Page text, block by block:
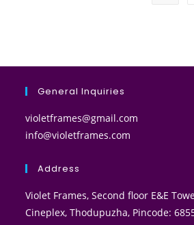
General Inquiries
violetframes@gmail.com
info@violetframes.com
Address
Violet Frames, Second floor E&E
Cineplex, Thodupuzha, Pincode: